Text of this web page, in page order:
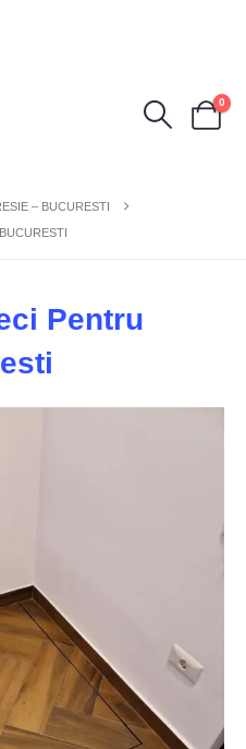
0
– BUCURESTI
Pentru